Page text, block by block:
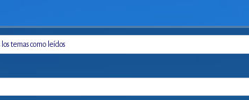
temas como leídos